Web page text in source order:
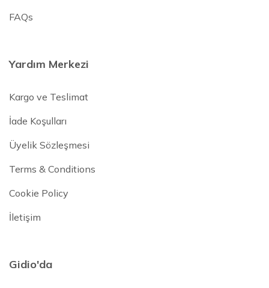
FAQs
Yardım Merkezi
Kargo ve Teslimat
İade Koşulları
Üyelik Sözleşmesi
Terms & Conditions
Cookie Policy
İletişim
Gidio'da